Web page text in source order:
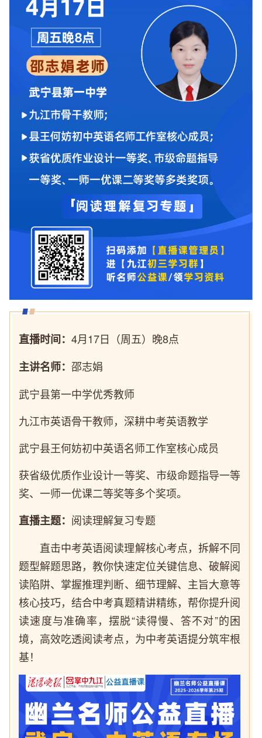
直播时间： 4月17日（周五）晚8点
主讲名师： 邵志娟
武宁县第一中学优秀教师
九江市英语骨干教师，深耕中考英语教学
武宁县王何妨初中英语名师工作室核心成员
获省级优质作业设计一等奖、市级命题指导一等
奖、一师一优课二等奖等多个奖项。
直播主题： 阅读理解复习专题
直击中考英语阅读理解核心考点，拆解不同
题型解题思路，教你快速定位关键信息、破解阅
读陷阱、掌握推理判断、细节理解、主旨大意等
核心技巧，结合中考真题精讲精练，帮你提升阅
读速度与准确率，摆脱“读得慢、答不对”的困
境，高效吃透阅读考点，为中考英语提分筑牢根
基！